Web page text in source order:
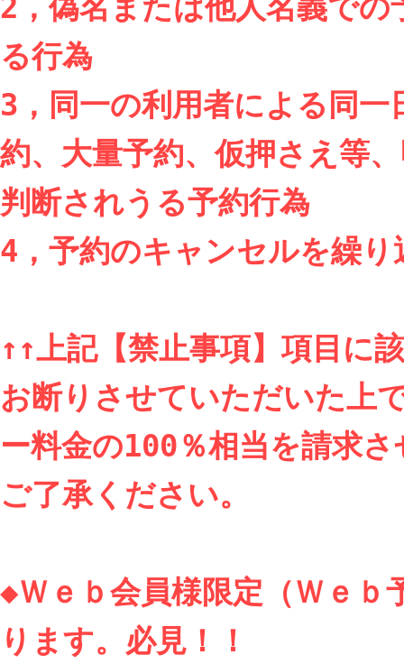
2，偽名または他人名義で
る行為
3，同一の利用者による同
約、大量予約、仮押さえ等
判断されうる予約行為
4，予約のキャンセルを繰り
↑↑上記【禁止事項】項目に
お断りさせていただいた上
ー料金の100％相当を請求
ご了承ください。
◆Ｗｅｂ会員様限定（Ｗｅ
ります。必見！！